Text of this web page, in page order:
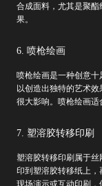
合成面料，尤其是聚
果。
6. 喷枪绘画
喷枪绘画是一种创意
以创造出独特的艺术
很大影响。喷枪绘画适
7. 塑溶胶转移印刷
塑溶胶转移印刷属于
印到塑溶胶转移纸上
现场演示或互动印刷，